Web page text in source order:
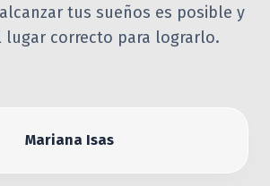
tus sueños es posible y
lugar correcto para lograrlo.
Mariana Isas